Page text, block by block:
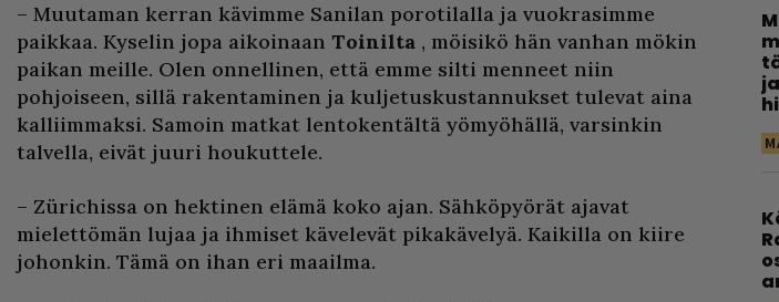
– Muutaman kerran kävimme Sanilan porotilalla ja vuokrasimme
paikkaa. Kyselin jopa aikoinaan Toinilta , möisikö hän vanhan mökin
paikan meille. Olen onnellinen, että emme silti menneet niin
pohjoiseen, sillä rakentaminen ja kuljetuskustannukset tulevat aina
kalliimmaksi. Samoin matkat lentokentältä yömyöhällä, varsinkin
talvella, eivät juuri houkuttele.
– Zürichissa on hektinen elämä koko ajan. Sähköpyörät ajavat
mielettömän lujaa ja ihmiset kävelevät pikakävelyä. Kaikilla on kiire
johonkin. Tämä on ihan eri maailma.